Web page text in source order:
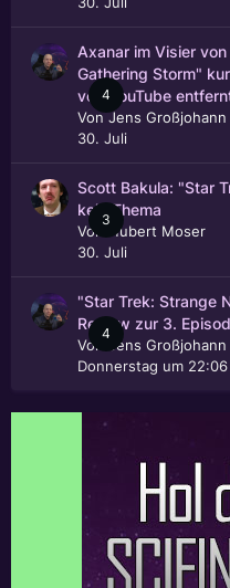
4
Axanar im Visier
Gathering Storm"
von YouTube
VonJens Großjohann
30. Juli
3
Scott Bakula: "Star
kein Thema
Von
Hubert Moser
30. Juli
4
"Star Trek: Strange
Review zur 3.
Von
Jens Großjohann
Donnerstag um 22:06